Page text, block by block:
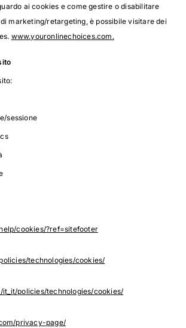
ai cookies e come gestire o disabilitare
marketing/retargeting, è possibile visitare dei
www.youronlinechoices.com.
sessione
cookies/?ref=sitefooter
technologies/cookies/
policies/technologies/cookies/
privacy-page/